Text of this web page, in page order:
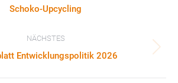
Vorheriger
Schoko-Upcycling
NÄCHSTES
Nächster
Entwicklungspolitik 2026